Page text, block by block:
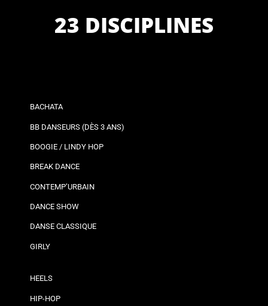
23 DISCIPLINES
BACHATA
BB DANSEURS (DÈS 3 ANS)
BOOGIE / LINDY HOP
BREAK DANCE
CONTEMP’URBAIN
DANCE SHOW
DANSE CLASSIQUE
GIRLY
HEELS
HIP-HOP